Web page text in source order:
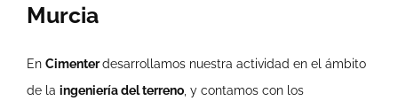
Murcia
En Cimenterdesarrollamos nuestra actividad en el ámbito
de la ingeniería del terreno , y contamos con los